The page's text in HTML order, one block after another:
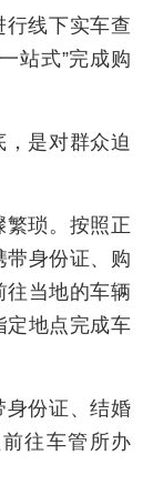
线下实车查
站式”完成购
是对群众迫
繁琐。按照正
带身份证、购
往当地的车辆
定地点完成车
身份证、结婚
往车管所办